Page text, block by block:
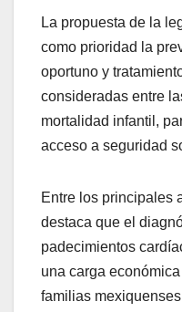
La propuesta de la
como prioridad la
oportuno y
consideradas entre
mortalidad infantil,
acceso a seguridad
Entre los principales
destaca que el
padecimientos
una carga
familias